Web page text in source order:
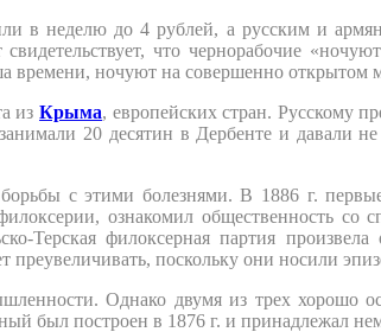
в неделю до 4 рублей, а русским и
что чернорабочие
ночуют на совершенно открытом
изКрыма, европейских стран. Русскому
20 десятин в Дербенте и
с этими болезнями. В 1886 г.
ознакомил общественность со
филоксерная партия
поскольку они носили
Однако двумя из трех хорошо
был построен в 1876 г. и принадлежал